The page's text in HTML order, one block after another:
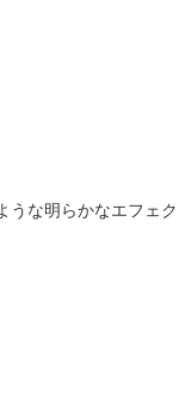
うな明らかなエフェク